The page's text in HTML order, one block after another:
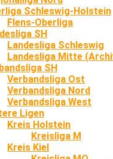
Schleswig-Holstein
Flens-Oberliga
SH
Landesliga Schleswig
Landesliga Mitte
SH
Verbandsliga Ost
Verbandsliga Nord
Verbandsliga West
Ligen
Kreis Holstein
Kreisliga M
Kreis Kiel